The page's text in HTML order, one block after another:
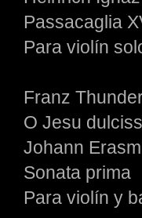
Passacaglia
Para violín
Franz
O Jesu
Johann
Sonata prima
Para violín y